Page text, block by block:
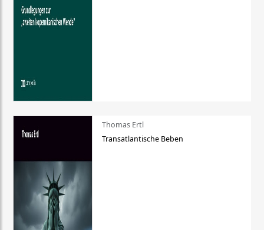
Thomas Ertl
Transatlantische Beben